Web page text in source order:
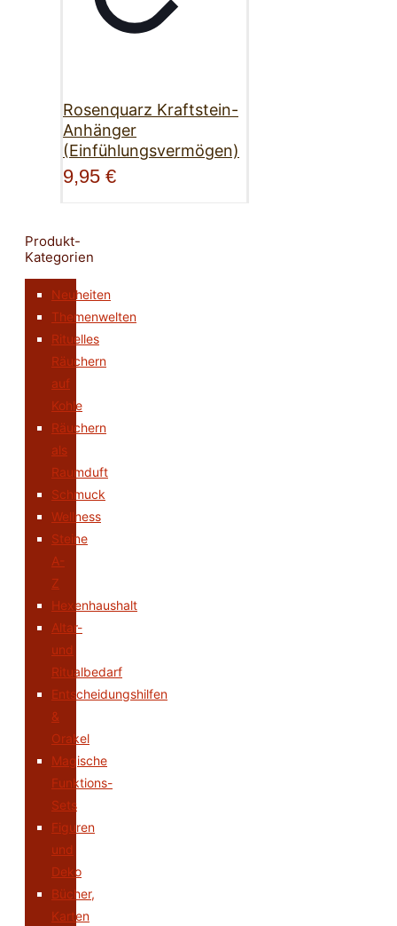
Rosenquarz Kraftstein-
Anhänger
(Einfühlungsvermögen)
9,95 €
Produkt-
Kategorien
Neuheiten
Themenwelten
Rituelles
Räuchern
auf
Kohle
Räuchern
als
Raumduft
Schmuck
Wellness
Steine
A-
Z
Hexenhaushalt
Altar-
und
Ritualbedarf
Entscheidungshilfen
&
Orakel
Magische
Funktions-
Sets
Figuren
und
Deko
Bücher,
Karten